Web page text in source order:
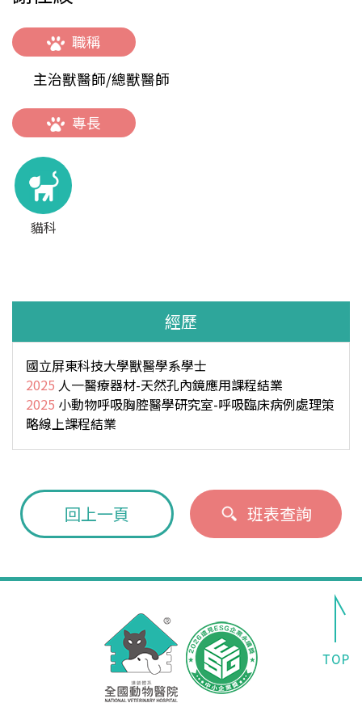
職稱
主治獸醫師/總獸醫師
專長
貓科
經歷
國立屏東科技大學獸醫學系學士
2025 人一醫療器材-天然孔內鏡應用課程結業
2025 小動物呼吸胸腔醫學研究室-呼吸臨床病例處理策
略線上課程結業
回上一頁 班表查詢